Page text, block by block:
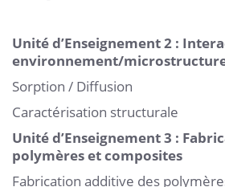
Unité d’Enseignement 2 :
environnement/
Sorption / Diffusion
Caractérisation structurale
Unité d’Enseignement 3 :
polymères et composites
Fabrication additive des